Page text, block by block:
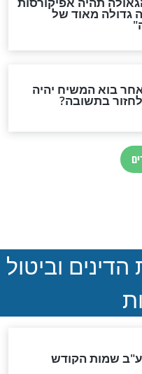
לוחמי מילואים
של טראמפ
שורדת השואה שחוגגת 100:
כל השנים"